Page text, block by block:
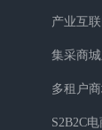
产业互
集采商
多租户
S2B2C